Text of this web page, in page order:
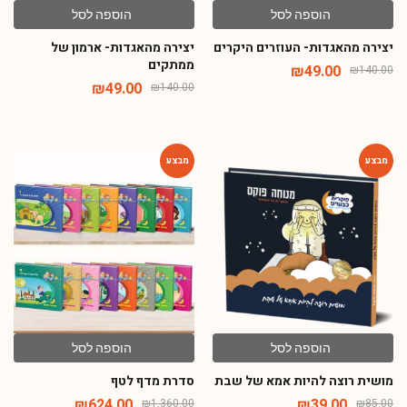
יצירה מהאגדות- העוזרים היקרים
₪ 49.00
יצירה מהאגדות- ארמון של
ממתקים
₪ 140.00
₪ 49.00
-54%
הוספה לסל
מושית רוצה להיות אמא של שבת
₪39.00
-54%
הוספה לסל
סדרת מדף לטף
624.00